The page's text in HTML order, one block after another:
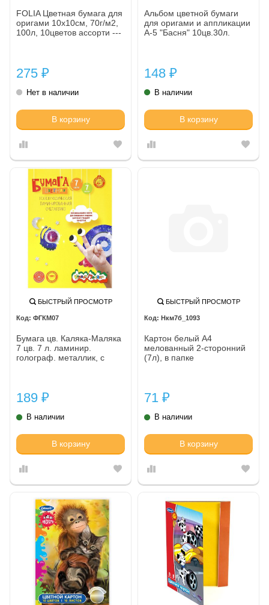
FOLIA Цветная бумага для
оригами 10х10см, 70г/м2,
100л, 10цветов ассорти ---
275 ₽
Нет в наличии
В корзину
Альбом цветной бумаги
для оригами и аппликации
А-5 "Басня" 10цв.30л.
148 ₽
В наличии
В корзину
БЫСТРЫЙ ПРОСМОТР
ФГКМ07
Бумага цв. Каляка-Маляка
7 цв. 7 л. ламинир.
голограф. металлик, с
189 ₽
В наличии
В корзину
БЫСТРЫЙ ПРОСМОТР
Нкм7б_1093
Картон белый А4
мелованный 2-сторонний
(7л), в папке
71 ₽
В наличии
В корзину